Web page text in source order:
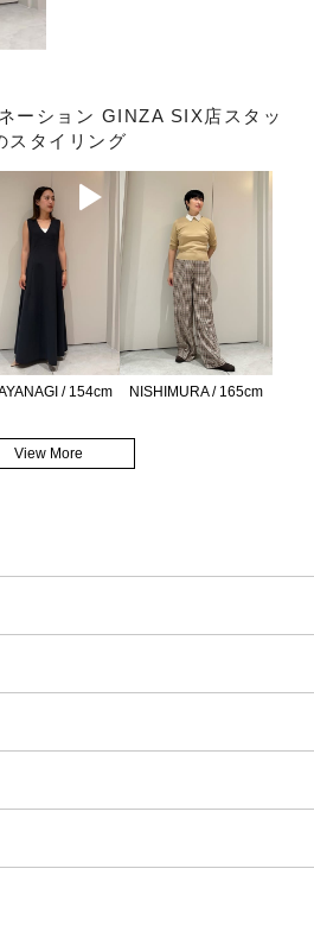
ーション GINZA SIX店スタッ
スタイリング
/ 154cm NISHIMURA / 165cm
View More